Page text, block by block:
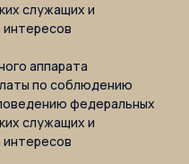
служащих и
интересов
аппарата
по соблюдению
федеральных
служащих и
интересов